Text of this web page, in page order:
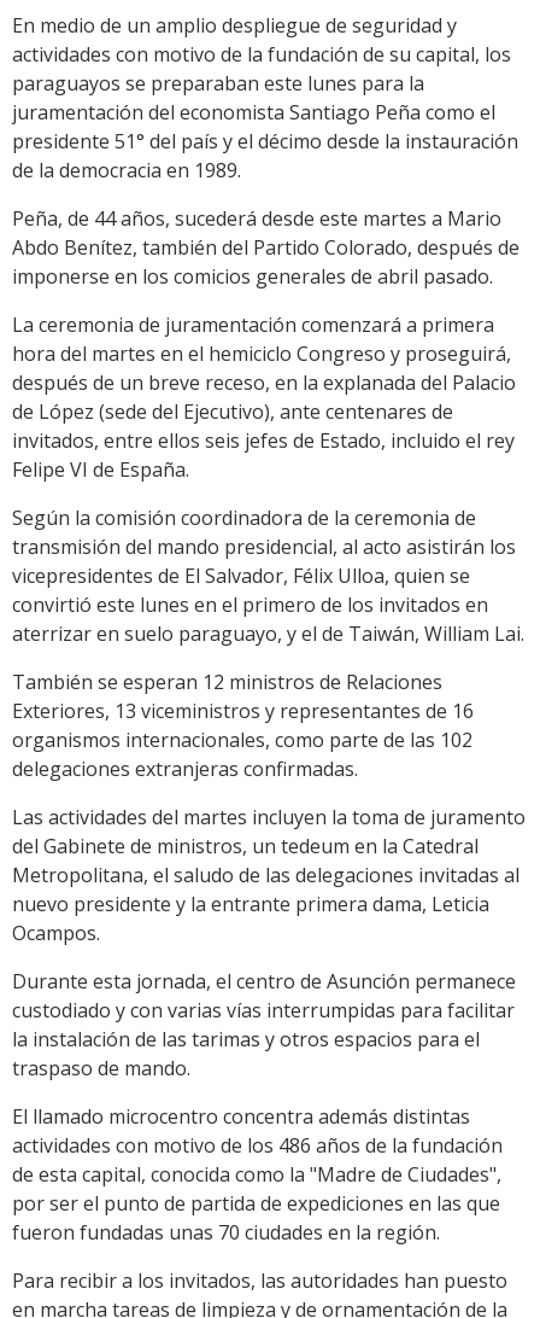
Link
En medio de un amplio despliegue de seguridad y
actividades con motivo de la fundación de su capital, los
paraguayos se preparaban este lunes para la
juramentación del economista Santiago Peña como el
presidente 51° del país y el décimo desde la instauración
de la democracia en 1989.
Peña, de 44 años, sucederá desde este martes a Mario
Abdo Benítez, también del Partido Colorado, después de
imponerse en los comicios generales de abril pasado.
La ceremonia de juramentación comenzará a primera
hora del martes en el hemiciclo Congreso y proseguirá,
después de un breve receso, en la explanada del Palacio
de López (sede del Ejecutivo), ante centenares de
invitados, entre ellos seis jefes de Estado, incluido el rey
Felipe VI de España.
Según la comisión coordinadora de la ceremonia de
transmisión del mando presidencial, al acto asistirán los
vicepresidentes de El Salvador, Félix Ulloa, quien se
convirtió este lunes en el primero de los invitados en
aterrizar en suelo paraguayo, y el de Taiwán, William Lai.
También se esperan 12 ministros de Relaciones
Exteriores, 13 viceministros y representantes de 16
organismos internacionales, como parte de las 102
delegaciones extranjeras confirmadas.
Las actividades del martes incluyen la toma de juramento
del Gabinete de ministros, un tedeum en la Catedral
Metropolitana, el saludo de las delegaciones invitadas al
nuevo presidente y la entrante primera dama, Leticia
Ocampos.
Durante esta jornada, el centro de Asunción permanece
custodiado y con varias vías interrumpidas para facilitar
la instalación de las tarimas y otros espacios para el
traspaso de mando.
El llamado microcentro concentra además distintas
actividades con motivo de los 486 años de la fundación
de esta capital, conocida como la "Madre de Ciudades",
por ser el punto de partida de expediciones en las que
fueron fundadas unas 70 ciudades en la región.
Para recibir a los invitados, las autoridades han puesto
en marcha tareas de limpieza y de ornamentación de la